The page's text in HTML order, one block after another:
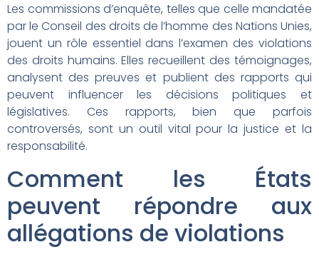
Les commissions d’enquête, telles que celle mandatée
par le Conseil des droits de l’homme des Nations Unies,
jouent un rôle essentiel dans l’examen des violations
des droits humains. Elles recueillent des témoignages,
analysent des preuves et publient des rapports qui
peuvent influencer les décisions politiques et
législatives. Ces rapports, bien que parfois
controversés, sont un outil vital pour la justice et la
responsabilité.
Comment les États
peuvent répondre aux
allégations de violations